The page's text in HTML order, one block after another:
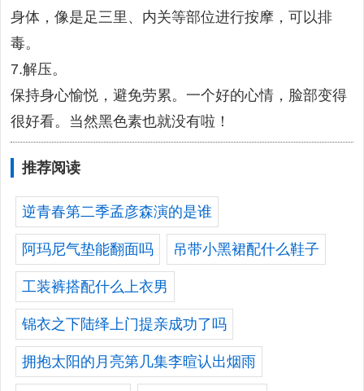
身体，像是足三里、内关等部位进行按摩，可以排
毒。
7.解压。
保持身心愉悦，避免劳累。一个好的心情，脸部变得
很好看。当然黑色素也就没有啦！
推荐阅读
逆青春第二季孟彦森演的是谁
阿玛尼气垫能翻面吗 吊带小黑裙配什么鞋子
工装裤搭配什么上衣男
锦衣之下陆绎上门提亲成功了吗
拥抱太阳的月亮第几集李暄认出烟雨